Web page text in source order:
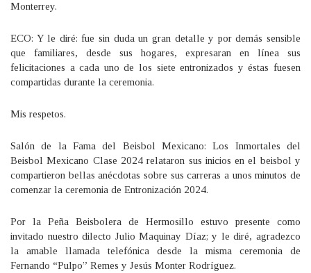
Monterrey.
ECO: Y le diré: fue sin duda un gran detalle y por demás sensible
que familiares, desde sus hogares, expresaran en línea sus
felicitaciones a cada uno de los siete entronizados y éstas fuesen
compartidas durante la ceremonia.
Mis respetos.
Salón de la Fama del Beisbol Mexicano: Los Inmortales del
Beisbol Mexicano Clase 2024 relataron sus inicios en el beisbol y
compartieron bellas anécdotas sobre sus carreras a unos minutos de
comenzar la ceremonia de Entronización 2024.
Por la Peña Beisbolera de Hermosillo estuvo presente como
invitado nuestro dilecto Julio Maquinay Díaz; y le diré, agradezco
la amable llamada telefónica desde la misma ceremonia de
Fernando “Pulpo” Remes y Jesús Monter Rodríguez.